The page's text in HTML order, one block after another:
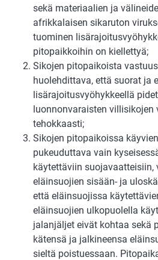
sekä materiaalien ja
afrikkalaisen sikaruton
tuominen
pitopaikkoihin on kiellettyä;
Sikojen pitopaikoista
huolehdittava, että suorat ja
lisärajoitusvyöhykkeellä
luonnonvaraisten villisikojen
tehokkaasti;
Sikojen pitopaikoissa
pukeuduttava vain
käytettäviin suojavaatteisiin,
eläinsuojien sisään- ja
että eläinsuojissa
eläinsuojien ulkopuolella
jalanjäljet eivät kohtaa sekä
kätensä ja jalkineensa
sieltä poistuessaan.